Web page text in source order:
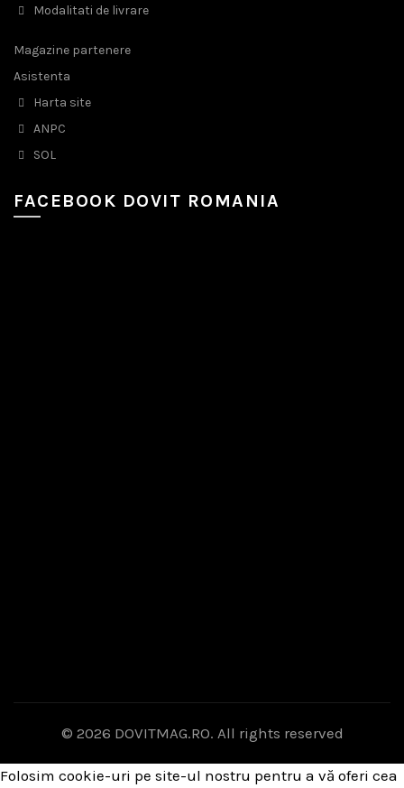
Modalitati de livrare
Magazine partenere
Asistenta
Harta site
ANPC
SOL
FACEBOOK DOVIT ROMANIA
© 2026 DOVITMAG.RO. All rights reserved
Folosim cookie-uri pe site-ul nostru pentru a vă oferi cea